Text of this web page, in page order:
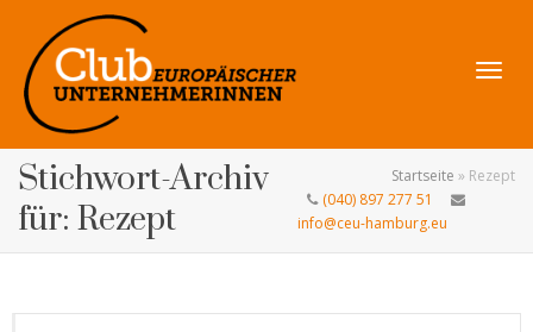
Stichwort-Archiv
für: Rezept
Startseite » Rezept
(040) 897 277 51
info@ceu-hamburg.eu